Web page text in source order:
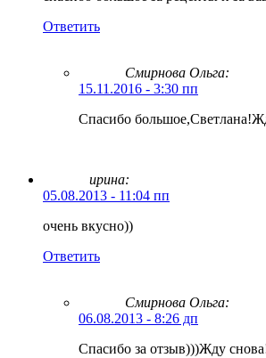
Ответить
Смирнова Ольга:
15.11.2016 - 3:30 пп
Спасибо
ирина:
05.08.2013 - 11:04 пп
очень вкусно))
Ответить
Смирнова Ольга:
06.08.2013 - 8:26 дп
Спасибо за отзыв)))Жду